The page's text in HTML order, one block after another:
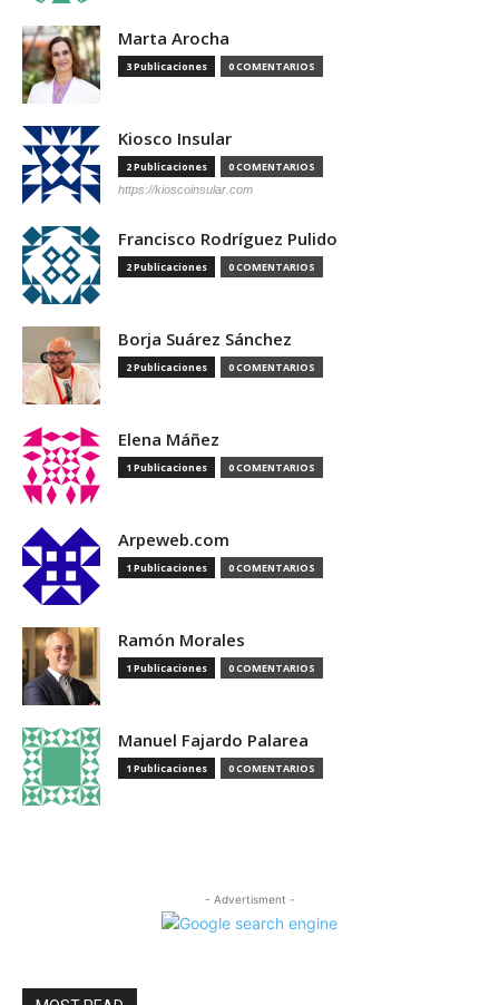
Marta Arocha
3 Publicaciones 0 COMENTARIOS
Kiosco Insular
2 Publicaciones 0 COMENTARIOS
https://kioscoinsular.com
Francisco Rodríguez Pulido
2 Publicaciones 0 COMENTARIOS
Borja Suárez Sánchez
2 Publicaciones 0 COMENTARIOS
Elena Máñez
1 Publicaciones 0 COMENTARIOS
Arpeweb.com
1 Publicaciones 0 COMENTARIOS
Ramón Morales
1 Publicaciones 0 COMENTARIOS
Manuel Fajardo Palarea
1 Publicaciones 0 COMENTARIOS
- Advertisment -